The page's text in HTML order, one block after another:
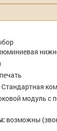
Стандартная
модуль с
возможны